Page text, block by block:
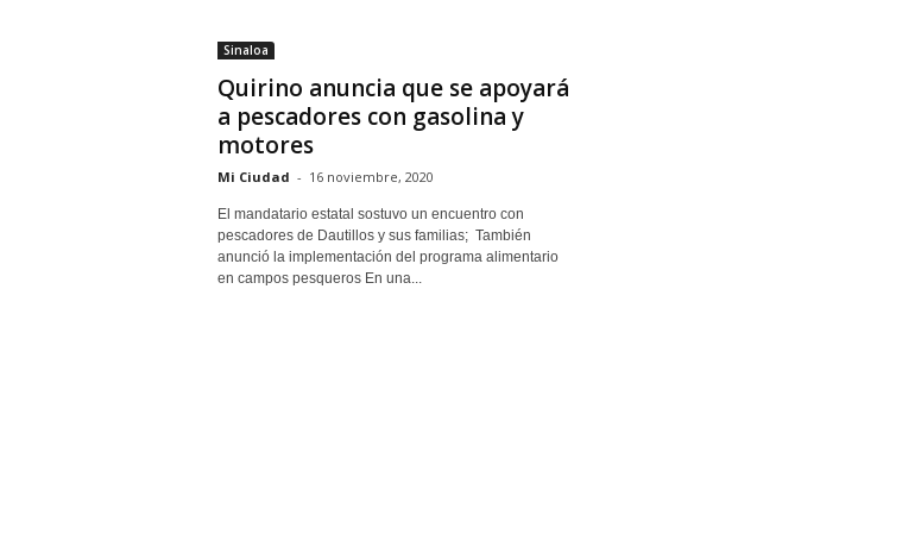
Sinaloa
Quirino anuncia que se apoyará
a pescadores con gasolina y
motores
Mi Ciudad - 16 noviembre, 2020
El mandatario estatal sostuvo un encuentro con
pescadores de Dautillos y sus familias; También
anunció la implementación del programa alimentario
en campos pesqueros En una...